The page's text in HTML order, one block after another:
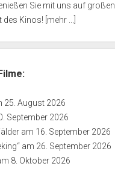
Sie mit uns auf großen
des Kinos! [mehr ...]
25. August 2026
September 2026
am 16. September 2026
am 26. September 2026
8. Oktober 2026